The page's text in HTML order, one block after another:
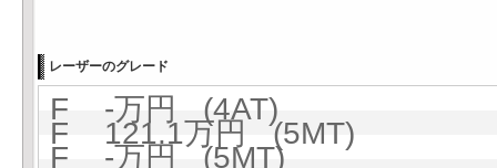
レーザーのグレード
F -万円 (4AT)
F 121.1万円 (5MT)
F -万円 (5MT)